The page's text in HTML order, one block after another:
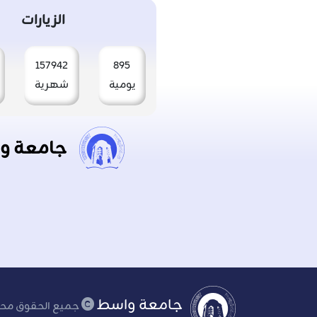
الزيارات
895
يومية
157942
شهرية
جامعة
جامعة واسط جميع الحقوق